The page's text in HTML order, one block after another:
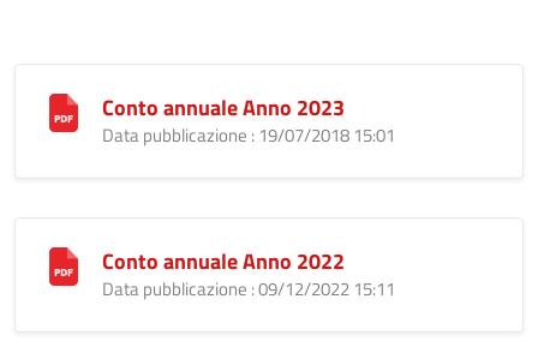
Conto annuale Anno 2023
Data pubblicazione : 19/07/2018 15:01
Conto annuale Anno 2022
Data pubblicazione : 09/12/2022 15:11